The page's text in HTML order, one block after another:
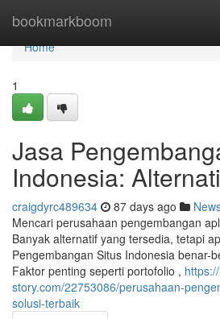
bookmarkboom
Home
Home
1
Jasa
Indonesia:
craigdyrc489634 87 days ago
Mencari perusahaan pengembangan
Banyak alternatif yang tersedia, tetapi
Pengembangan Situs Indonesia benar-
Faktor penting seperti portofolio ,
story.com/22753086/perusahaan-
solusi-terbaik